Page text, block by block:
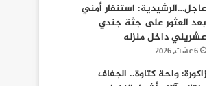
عاجل…الرشيدية: استنفار أمني
بعد العثور على جثة جندي
عشريني داخل منزله
6 غشت، 2026
زاكورة: واحة كتاوة.. الجفاف